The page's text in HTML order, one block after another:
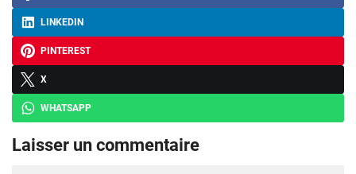
LINKEDIN
PINTEREST
X
WHATSAPP
Laisser un commentaire